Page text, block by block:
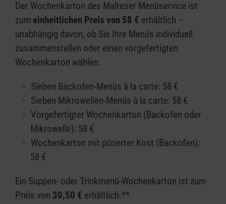
Der Wochenkarton des Malteser Menüservice ist
zum einheitlichen Preis von 58 € erhältlich –
unabhängig davon, ob Sie Ihre Menüs individuell
zusammenstellen oder einen vorgefertigten
Wochenkarton wählen.
Sieben Backofen-Menüs à la carte: 58 €
Sieben Mikrowellen-Menüs à la carte: 58 €
Vorgefertigter Wochenkarton (Backofen oder
Mikrowelle): 58 €
Wochenkarton mit pürierter Kost (Backofen):
58 €
Ein Suppen- oder Trinkmenü-Wochenkarton ist zum
Preis von 30,50 € erhältlich.**